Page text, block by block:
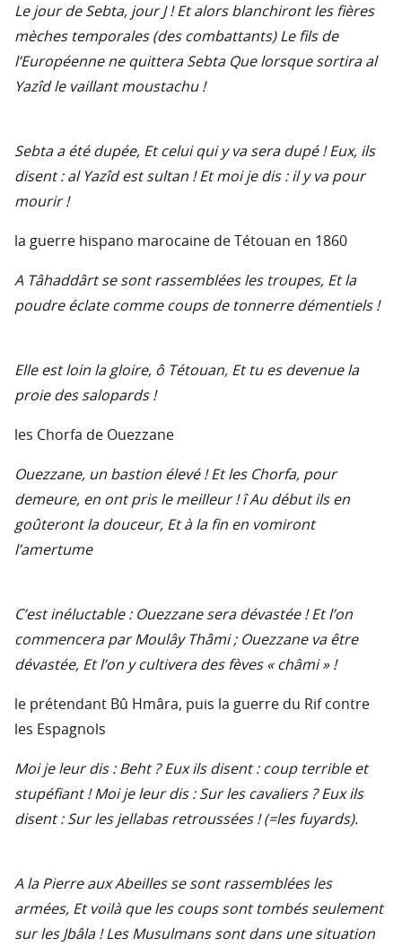
Le jour de Sebta, jour J ! Et alors blanchiront les fières
mèches temporales (des combattants) Le fils de
l’Européenne ne quittera Sebta Que lorsque sortira al
Yazîd le vaillant moustachu !
Sebta a été dupée, Et celui qui y va sera dupé ! Eux, ils
disent : al Yazîd est sultan ! Et moi je dis : il y va pour
mourir !
la guerre hispano marocaine de Tétouan en 1860
A Tâhaddârt se sont rassemblées les troupes, Et la
poudre éclate comme coups de tonnerre démentiels !
Elle est loin la gloire, ô Tétouan, Et tu es devenue la
proie des salopards !
les Chorfa de Ouezzane
Ouezzane, un bastion élevé ! Et les Chorfa, pour
demeure, en ont pris le meilleur ! î Au début ils en
goûteront la douceur, Et à la fin en vomiront
l’amertume
C’est inéluctable : Ouezzane sera dévastée ! Et l’on
commencera par Moulây Thâmi ; Ouezzane va être
dévastée, Et l’on y cultivera des fèves « châmi » !
le prétendant Bû Hmâra, puis la guerre du Rif contre
les Espagnols
Moi je leur dis : Beht ? Eux ils disent : coup terrible et
stupéfiant ! Moi je leur dis : Sur les cavaliers ? Eux ils
disent : Sur les jellabas retroussées ! (=les fuyards).
A la Pierre aux Abeilles se sont rassemblées les
armées, Et voilà que les coups sont tombés seulement
sur les Jbâla ! Les Musulmans sont dans une situation